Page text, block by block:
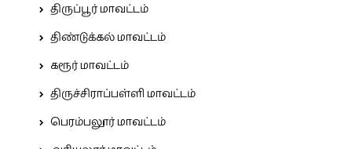
திருப்பூர் மாவட்டம்
திண்டுக்கல் மாவட்டம்
கரூர் மாவட்டம்
திருச்சிராப்பள்ளி மாவட்டம்
பெரம்பலூர் மாவட்டம்